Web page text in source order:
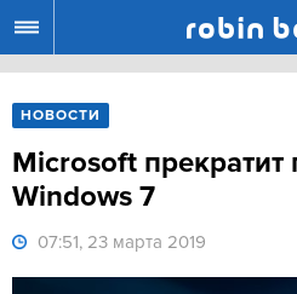
НОВОСТИ
Microsoft
Windows 7
07:51, 23 марта 2019